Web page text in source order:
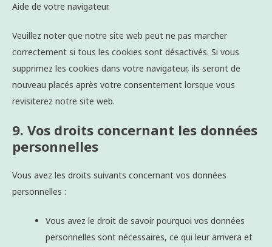
Aide de votre navigateur.
Veuillez noter que notre site web peut ne pas marcher
correctement si tous les cookies sont désactivés. Si vous
supprimez les cookies dans votre navigateur, ils seront de
nouveau placés après votre consentement lorsque vous
revisiterez notre site web.
9. Vos droits concernant les données
personnelles
Vous avez les droits suivants concernant vos données
personnelles :
Vous avez le droit de savoir pourquoi vos données
personnelles sont nécessaires, ce qui leur arrivera et